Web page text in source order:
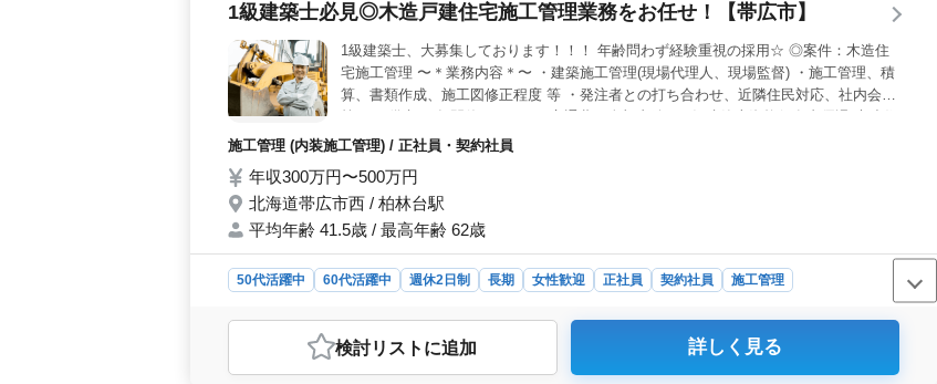
を築きたい方におすすめの職場です。
1級建築士必見◎木造戸建住宅施工管理業務をお任せ！【帯広市】
1級建築士、大募集しております！！！ 年齢問わず経験重視の採用☆ ◎案件：木造住
宅施工管理 〜＊業務内容＊〜 ・建築施工管理(現場代理人、現場監督) ・施工管理、積
算、書類作成、施工図修正程度 等 ・発注者との打ち合わせ、近隣住民対応、社内会議
宅施工管理業務でお仕事お探しの方、 ぜひご応募ください！お待ちしています♪
施工管理 (内装施工管理) / 正社員・契約社員
年収300万円〜500万円
北海道帯広市西 / 柏林台駅
平均年齢 41.5歳 / 最高年齢 62歳
50代活躍中 60代活躍中 週休2日制 長期 女性歓迎 正社員 契約社員 施工管理
おすすめポイント
＜1級建築士募集＞ 北海道帯広市で、1級建築士を募集しています。木造住宅の施工管理業務を
担当し、建築施工管理や積算、書類作成など幅広い業務に携わります。経験を重視した採用で、
検討リスト に追加 詳しく見る